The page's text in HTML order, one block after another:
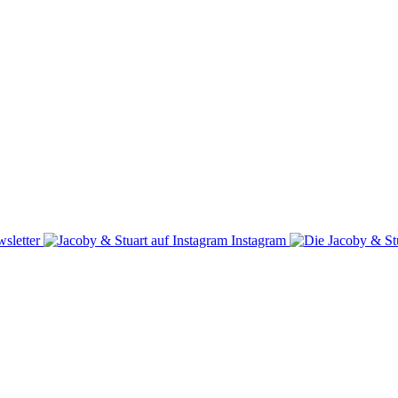
Instagram